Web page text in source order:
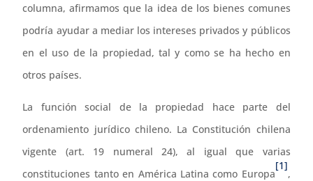
columna, afirmamos que la idea de los bienes comunes
podría ayudar a mediar los intereses privados y públicos
en el uso de la propiedad, tal y como se ha hecho en
otros países.
La función social de la propiedad hace parte del
ordenamiento jurídico chileno. La Constitución chilena
vigente (art. 19 numeral 24), al igual que varias
constituciones tanto en América Latina como Europa
[1]
,